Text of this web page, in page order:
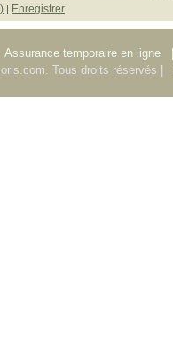
| Enregistrer
Assurance temporaire en ligne
Tous droits réservés |